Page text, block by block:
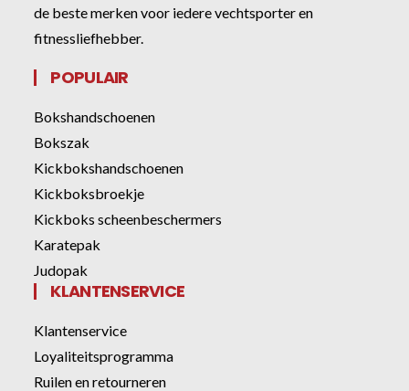
de beste merken voor iedere vechtsporter en
fitnessliefhebber.
POPULAIR
Bokshandschoenen
Bokszak
Kickbokshandschoenen
Kickboksbroekje
Kickboks scheenbeschermers
Karatepak
Judopak
KLANTENSERVICE
Klantenservice
Loyaliteitsprogramma
Ruilen en retourneren